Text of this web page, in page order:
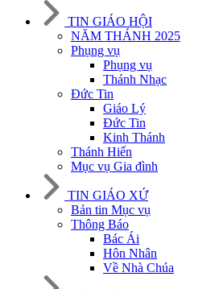
TIN GIÁO HỘI
NĂM THÁNH 2025
Phụng vụ
Phụng vụ
Thánh Nhạc
Đức Tin
Giáo Lý
Đức Tin
Kinh Thánh
Thánh Hiến
Mục vụ Gia đình
TIN GIÁO XỨ
Bản tin Mục vụ
Thông Báo
Bác Ái
Hôn Nhân
Về Nhà Chúa